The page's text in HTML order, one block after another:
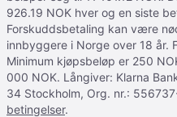
926.19 NOK hver og en siste
Forskuddsbetaling kan være
innbyggere i Norge over 18 år.
Minimum kjøpsbeløp er 250
000 NOK. Långiver: Klarna
34 Stockholm, Org. nr.:
betingelser.